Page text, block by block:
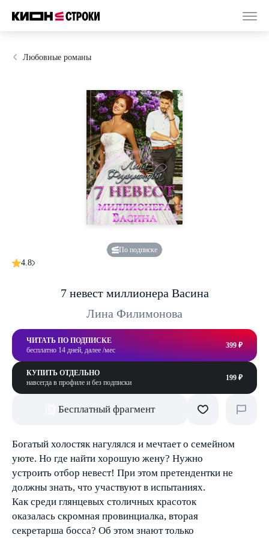
Любовные романы
По подписке
4.8
7 невест миллионера Васина
Лина Филимонова
ЧИТАТЬ ПО ПОДПИСКЕ
бесплатно 14 дней, далее /мес
399 ₽
КУПИТЬ ОТДЕЛЬНО
навсегда в профиле и без подписки
199 ₽
Бесплатный фрагмент
Богатый холостяк нагулялся и мечтает о семейном
уюте. Но где найти хорошую жену? Нужно
устроить отбор невест! При этом претендентки не
должны знать, что участвуют в испытаниях.
Как среди глянцевых столичных красоток
оказалась скромная провинциалка, вторая
секретарша босса? Об этом знают только